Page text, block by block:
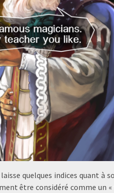
quelques indices quant à
être considéré comme un «